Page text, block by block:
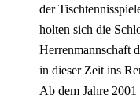
der
holten sich die
Herrenmannschaft
in dieser Zeit ins
Ab dem Jahre